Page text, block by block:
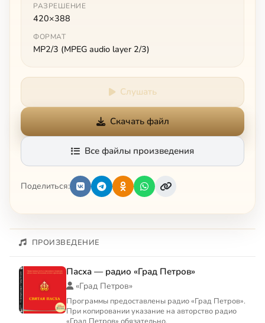
РАЗРЕШЕНИЕ
420×388
ФОРМАТ
MP2/3 (MPEG audio layer 2/3)
Слушать
Скачать файл
Все файлы произведения
Поделиться:
ПРОИЗВЕДЕНИЕ
Пасха — радио «Град Петров»
«Град Петров»
Программы предоставлены радио «Град Петров».
При копировании указание на авторство радио